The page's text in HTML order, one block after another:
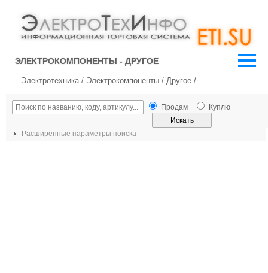
ЭЛЕКТРОКОМПОНЕНТЫ - ДРУГОЕ
Электротехника/ Электрокомпоненты / Другое /
Продам Куплю
Расширенные параметры поиска